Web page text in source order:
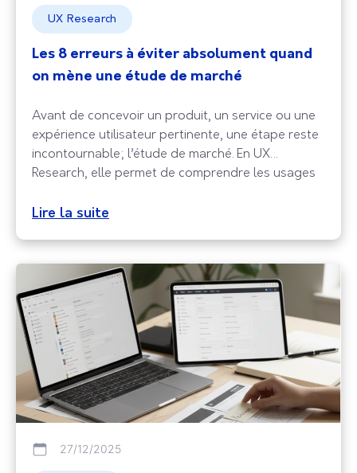
UX Research
Les 8 erreurs à éviter absolument quand
on mène une étude de marché
Avant de concevoir un produit, un service ou une
expérience utilisateur pertinente, une étape reste
incontournable; l’étude de marché. En UX
Research, elle permet de comprendre les usages
utilisateurs, bien au-delà des intuitions ou des
souvent mal menée, bâclée ou biaisée,
Lire la suite
27/12/2025